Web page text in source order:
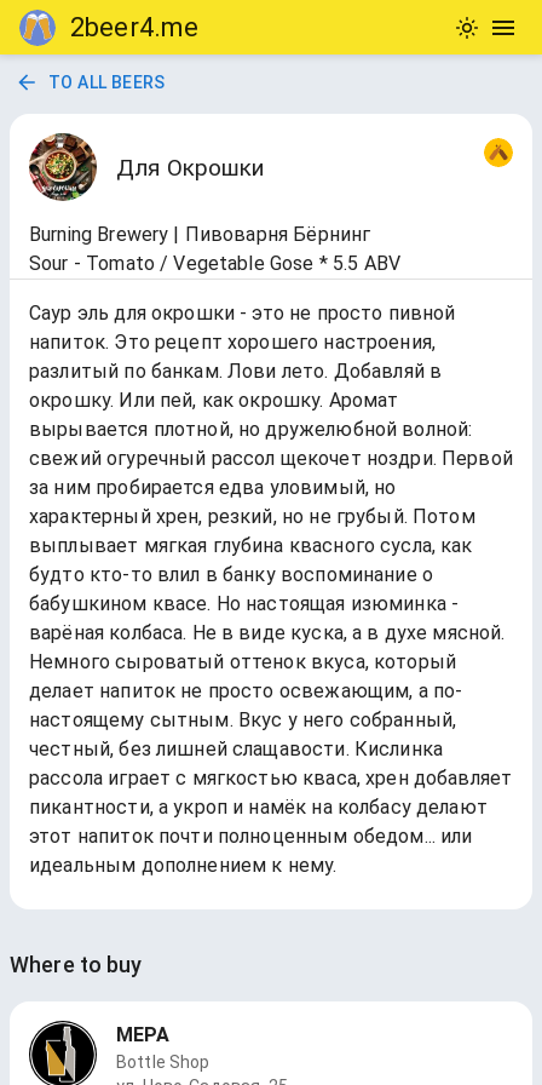
2beer4.me
TO ALL BEERS
Для Окрошки
Burning Brewery | Пивоварня Бёрнинг
Sour - Tomato / Vegetable Gose * 5.5 ABV
Саур эль для окрошки - это не просто пивной
напиток. Это рецепт хорошего настроения,
разлитый по банкам. Лови лето. Добавляй в
окрошку. Или пей, как окрошку. Аромат
вырывается плотной, но дружелюбной волной:
свежий огуречный рассол щекочет ноздри. Первой
за ним пробирается едва уловимый, но
характерный хрен, резкий, но не грубый. Потом
выплывает мягкая глубина квасного сусла, как
будто кто-то влил в банку воспоминание о
бабушкином квасе. Но настоящая изюминка -
варёная колбаса. Не в виде куска, а в духе мясной.
Немного сыроватый оттенок вкуса, который
делает напиток не просто освежающим, а по-
настоящему сытным. Вкус у него собранный,
честный, без лишней слащавости. Кислинка
рассола играет с мягкостью кваса, хрен добавляет
пикантности, а укроп и намёк на колбасу делают
этот напиток почти полноценным обедом... или
идеальным дополнением к нему.
Where to buy
МЕРА
Bottle Shop